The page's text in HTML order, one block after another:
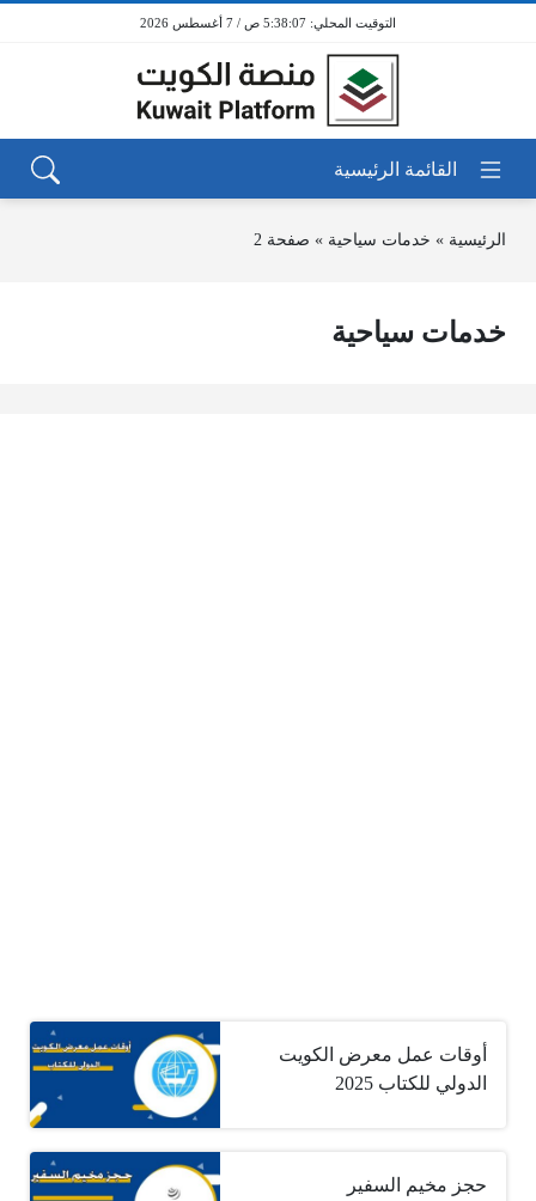
5:38:07 ص / 7 أغسطس 2026
الرئيسية » خدمات سياحية » صفحة 2
خدمات سياحية
أوقات عمل معرض الكويت
الدولي للكتاب 2025
حجز مخيم السفير